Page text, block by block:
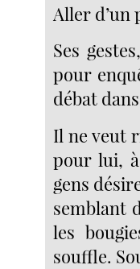
Aller d’un
Ses
pour
débat
Il ne veut
pour lui,
gens
semblant
les
souffle.